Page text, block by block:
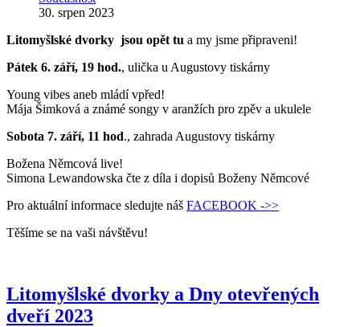
30. srpen 2023
Litomyšlské dvorky jsou opět tu a my jsme připraveni!
Pátek 6. září, 19 hod., ulička u Augustovy tiskárny
Young vibes aneb mládí vpřed!
Mája Šimková a známé songy v aranžích pro zpěv a ukulele
Sobota 7. září, 11 hod., zahrada Augustovy tiskárny
Božena Němcová live!
Simona Lewandowska čte z díla i dopisů Boženy Němcové
Pro aktuální informace sledujte náš FACEBOOK ->>
Těšíme se na vaši návštěvu!
Litomyšlské dvorky a Dny otevřených
dveří 2023